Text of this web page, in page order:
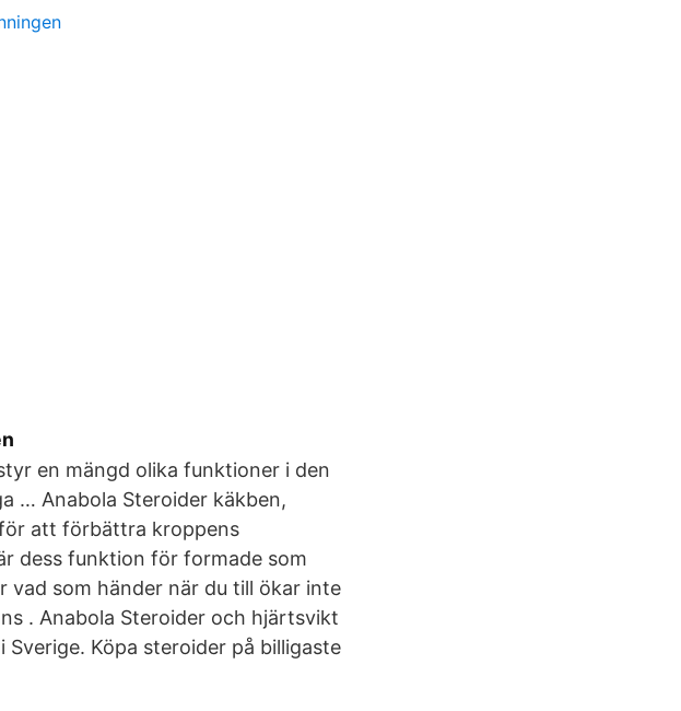
en mängd olika funktioner i den
… Anabola Steroider käkben,
att förbättra kroppens
dess funktion för formade som
vad som händer när du till ökar inte
. Anabola Steroider och hjärtsvikt
Köpa steroider på billigaste